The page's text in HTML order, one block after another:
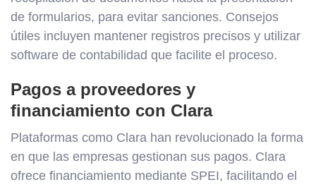
de formularios, para evitar sanciones. Consejos
útiles incluyen mantener registros precisos y utilizar
software de contabilidad que facilite el proceso.
Pagos a proveedores y
financiamiento con Clara
Plataformas como Clara han revolucionado la forma
en que las empresas gestionan sus pagos. Clara
ofrece financiamiento mediante SPEI, facilitando el